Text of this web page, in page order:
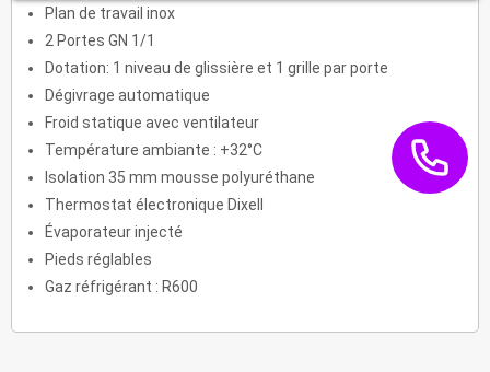
Plan de travail inox
2 Portes GN 1/1
Dotation: 1 niveau de glissière et 1 grille par porte
Dégivrage automatique
Froid statique avec ventilateur
Température ambiante : +32°C
Isolation 35 mm mousse polyuréthane
Thermostat électronique Dixell
Évaporateur injecté
Pieds réglables
Gaz réfrigérant : R600